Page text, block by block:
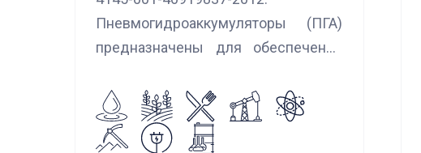
Пневмогидроаккумуляторы (ПГА)
предназначены для обеспечения
колебаний потока жидкости,
возникающих в гидравлических
системах.